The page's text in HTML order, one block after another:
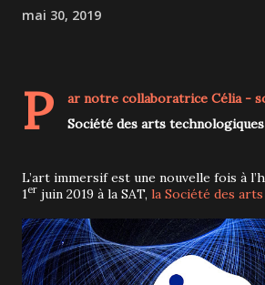
mai 30, 2019
P ar notre collaboratrice Célia-
Société des arts
L’art immersif est une nouvelle fois à
1er juin 2019 à la SAT, la Société des